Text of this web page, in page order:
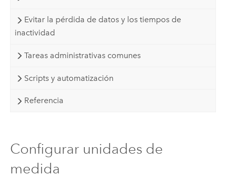
Evitar la pérdida de datos y los tiempos de
inactividad
Tareas administrativas comunes
Scripts y automatización
Referencia
Configurar unidades de
medida